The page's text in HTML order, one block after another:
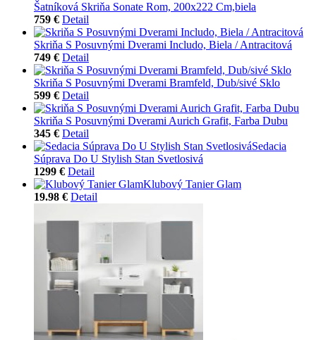
Šatníková Skriňa Sonate Rom, 200x222 Cm,biela
759 € Detail
Skriňa S Posuvnými Dverami Includo, Biela / Antracitová
749 € Detail
Skriňa S Posuvnými Dverami Bramfeld, Dub/sivé Sklo
599 € Detail
Skriňa S Posuvnými Dverami Aurich Grafit, Farba Dubu
345 € Detail
Sedacia
Súprava Do U Stylish Stan Svetlosivá
1299 € Detail
Klubový Tanier Glam
19.98 € Detail